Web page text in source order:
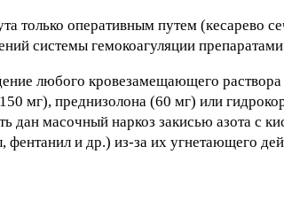
только оперативным путем (кесарево
системы гемокоагуляции
любого кровезамещающего
мг), преднизолона (60 мг) или
масочный наркоз закисью азота с
и др.) из-за их угнетающего